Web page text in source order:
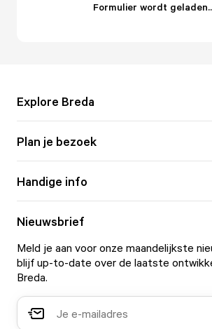
Formulier wordt
Explore Breda
Plan je bezoek
Handige info
Nieuwsbrief
Meld je aan voor onze maandelijkste
blijf up-to-date over de laatste
Breda.